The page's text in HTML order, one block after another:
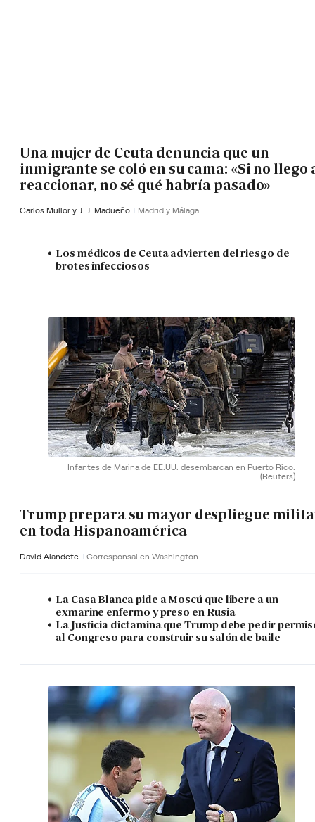
Una mujer de Ceuta denuncia que un
inmigrante se coló en su cama: «Si no llego
reaccionar, no sé qué habría pasado»
Carlos Mullor y J. J. Madueño Madrid y Málaga
Los médicos de Ceuta advierten del riesgo de
brotes infecciosos
Infantes de Marina de EE.UU. desembarcan en Puerto Rico.
(Reuters)
Trump prepara su mayor despliegue
en toda Hispanoamérica
David Alandete Corresponsal en Washington
La Casa Blanca pide a Moscú que libere a un
exmarine enfermo y preso en Rusia
La Justicia dictamina que Trump debe pedir
al Congreso para construir su salón de baile